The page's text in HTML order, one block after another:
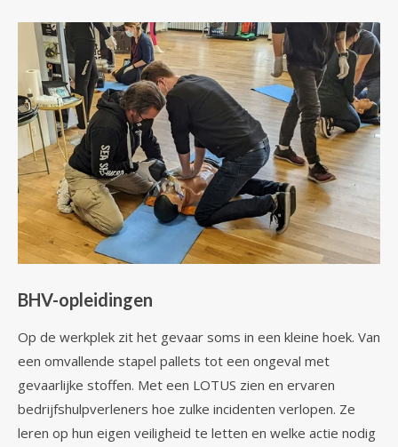
BHV-opleidingen
Op de werkplek zit het gevaar soms in een kleine hoek. Van
een omvallende stapel pallets tot een ongeval met
gevaarlijke stoffen. Met een LOTUS zien en ervaren
bedrijfshulpverleners hoe zulke incidenten verlopen. Ze
leren op hun eigen veiligheid te letten en welke actie nodig